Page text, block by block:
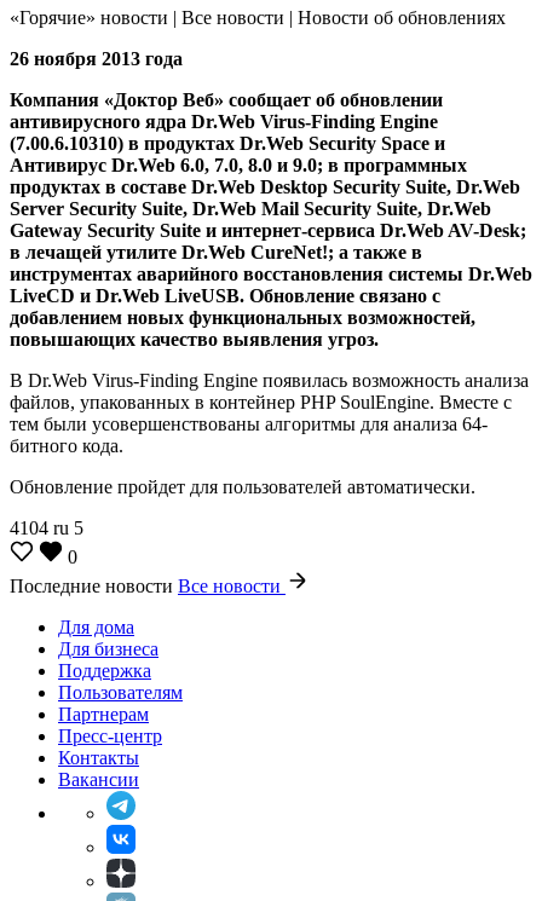
«Горячие» новости | Все новости | Новости об обновлениях
26 ноября 2013 года
Компания «Доктор Веб» сообщает об обновлении
антивирусного ядра Dr.Web Virus-Finding Engine
(7.00.6.10310) в продуктах Dr.Web Security Space и
Антивирус Dr.Web 6.0, 7.0, 8.0 и 9.0; в программных
продуктах в составе Dr.Web Desktop Security Suite, Dr.Web
Server Security Suite, Dr.Web Mail Security Suite, Dr.Web
Gateway Security Suite и интернет-сервиса Dr.Web AV-Desk;
в лечащей утилите Dr.Web CureNet!; а также в
инструментах аварийного восстановления системы Dr.Web
LiveCD и Dr.Web LiveUSB. Обновление связано с
добавлением новых функциональных возможностей,
повышающих качество выявления угроз.
В Dr.Web Virus-Finding Engine появилась возможность анализа
файлов, упакованных в контейнер PHP SoulEngine. Вместе с
тем были усовершенствованы алгоритмы для анализа 64-
битного кода.
Обновление пройдет для пользователей автоматически.
4104 ru 5
0
Последние новости Все новости
Для дома
Для бизнеса
Поддержка
Пользователям
Партнерам
Пресс-центр
Контакты
Вакансии